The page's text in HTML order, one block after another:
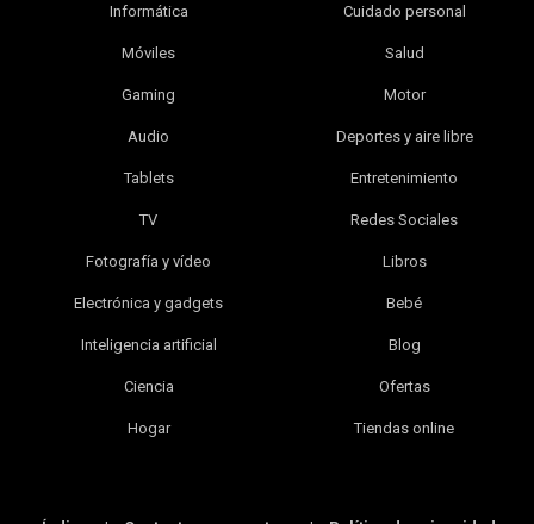
Informática
Móviles
Gaming
Audio
Tablets
TV
Fotografía y vídeo
Electrónica y gadgets
Inteligencia artificial
Ciencia
Hogar
Cuidado personal
Salud
Motor
Deportes y aire libre
Entretenimiento
Redes Sociales
Libros
Bebé
Blog
Ofertas
Tiendas online